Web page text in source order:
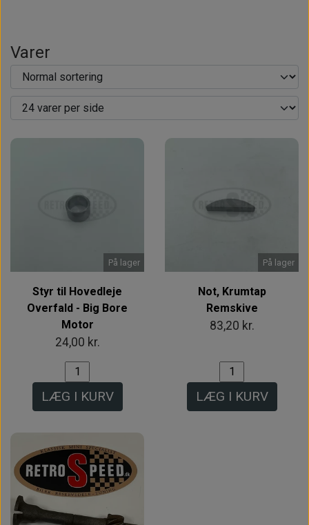
Varer
På lager
Styr til Hovedleje
Overfald - Big Bore
Motor
24,00 kr.
LÆG I KURV
På lager
Not, Krumtap
Remskive
83,20 kr.
LÆG I KURV